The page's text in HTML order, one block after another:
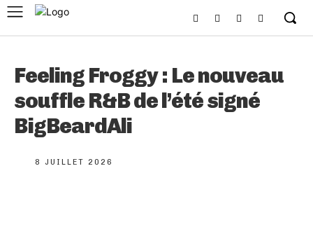
Feeling Froggy : Le nouveau
souffle R&B de l’été signé
BigBeardAli
8 JUILLET 2026